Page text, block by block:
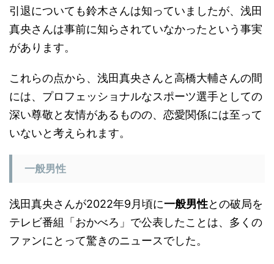
引退についても鈴木さんは知っていましたが、浅田
真央さんは事前に知らされていなかったという事実
があります。
これらの点から、浅田真央さんと高橋大輔さんの間
には、プロフェッショナルなスポーツ選手としての
深い尊敬と友情があるものの、恋愛関係には至って
いないと考えられます。
一般男性
浅田真央さんが2022年9月頃に一般男性との破局を
テレビ番組「おかべろ」で公表したことは、多くの
ファンにとって驚きのニュースでした。